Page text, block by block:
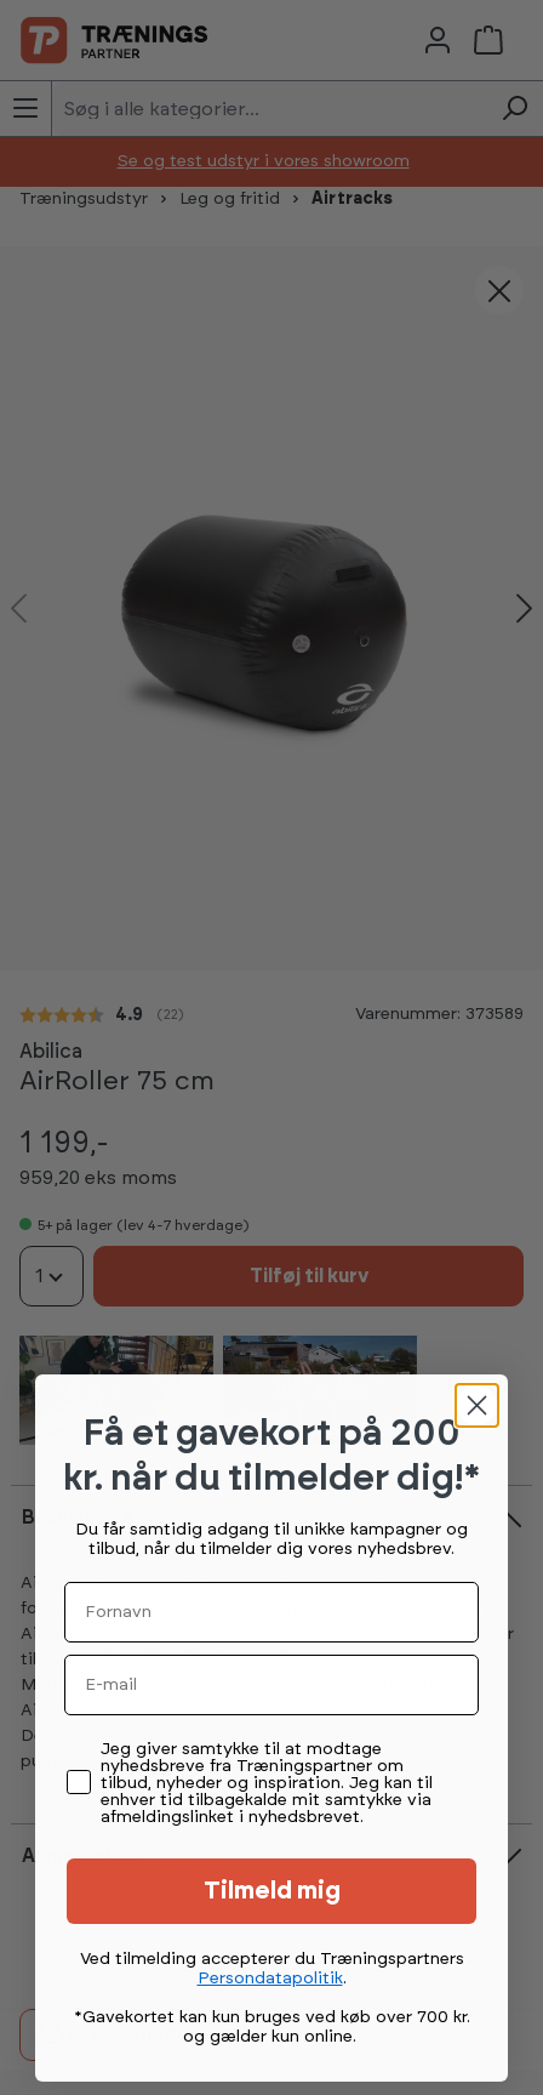
Skip to main content
Se og test udstyr i vores showroom
Træningsudstyr Leg og fritid Airtracks
Gennemsnitlig vurdering:
4.9 ( stemmer:
22 ) Varenummer: 373589
Abilica
AirRoller 75 cm
1 199,-
959,20 eks moms
5+ på lager (lev 4-7 hverdage)
1 Tilføj til kurv
Beskrivelse
AirRoller er en oppustelig cylinder, som bliver brugt til
forskellige gymnastiske øvelser, med eller uden en airtrack.
Airrolleren anvendes til at træne fleksibilitet, øve bevægelser
til nye øvelser eller til fysioterapi.
Med et håndtag i hver ende er den nem at flytte rundt på.
AirRoller måler 75 cm i diameter.
Der kan anvendes Abilica Fodpumpe eller Abilica Elektrisk
pumpe for at puste den op.
Anmeldelser
Vurdering:
4.9 ud af 5 stjerner
detail.printButtonText
Få et gavekort på 200
kr. når du tilmelder dig!*
Du får samtidig adgang til unikke kampagner og
tilbud, når du tilmelder dig vores nyhedsbrev.
Fornavn
Email
Permission tekst
Jeg giver samtykke til at modtage
nyhedsbreve fra Træningspartner om
tilbud, nyheder og inspiration. Jeg kan til
enhver tid tilbagekalde mit samtykke via
afmeldingslinket i nyhedsbrevet.
Tilmeld mig
Ved tilmelding accepterer du Træningspartners
Persondatapolitik.
*Gavekortet kan kun bruges ved køb over 700 kr.
og gælder kun online.